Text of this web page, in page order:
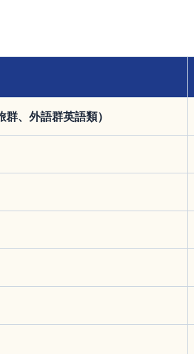
、外語群英語類）